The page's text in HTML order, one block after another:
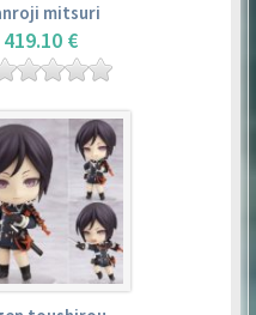
mitsuri
419.10 €